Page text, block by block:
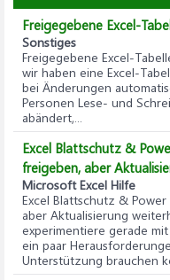
Freigegebene Excel-
Sonstiges
Freigegebene Excel-
wir haben eine Excel-
bei Änderungen
Personen Lese- und
abändert,...
Excel Blattschutz &
freigeben, aber
Microsoft Excel Hilfe
Excel Blattschutz &
aber Aktualisierung
experimentiere gerade
ein paar
Unterstützung brauchen